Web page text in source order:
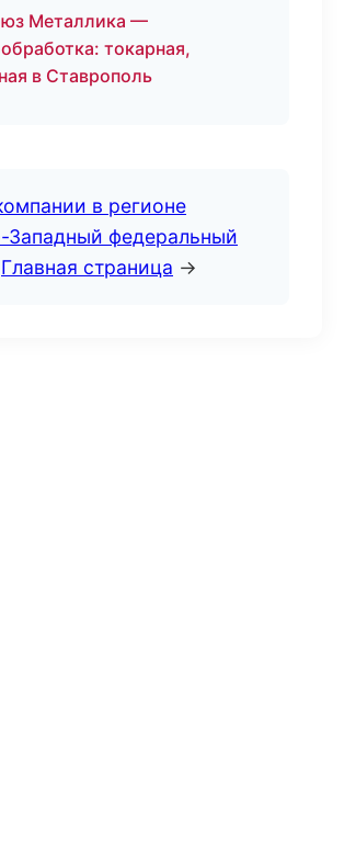
Металлика —
токарная,
в Ставрополь
в регионе
Западный федеральный
Главная страница →